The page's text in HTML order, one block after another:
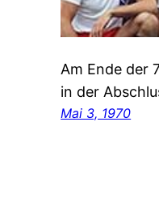
Am Ende der
in der
Mai 3, 1970